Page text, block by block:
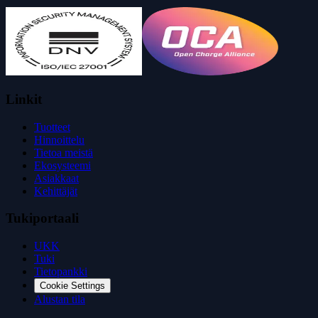
Linkit
Tuotteet
Hinnoittelu
Tietoa meistä
Ekosysteemi
Asiakkaat
Kehittäjät
Tukiportaali
UKK
Tuki
Tietopankki
Cookie Settings
Alustan tila